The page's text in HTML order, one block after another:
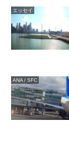
エッセイ
ANA / SFC